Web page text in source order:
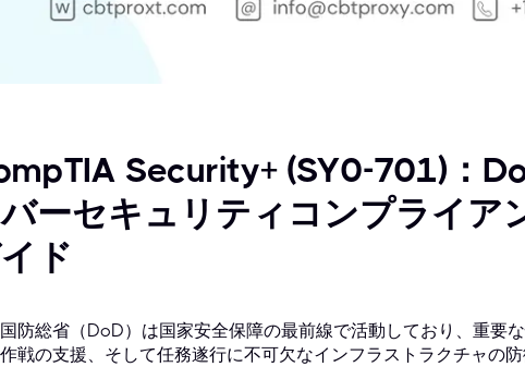
Security+ (SY0-701)：
ーセキュリティコンプライア
ド
防総省（DoD）は国家安全保障の最前線で活動しており、重要
戦の支援、そして任務遂行に不可欠なインフラストラクチャの